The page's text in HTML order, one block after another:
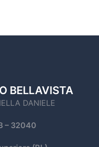
BELLAVISTA
DANIELE
– 32040